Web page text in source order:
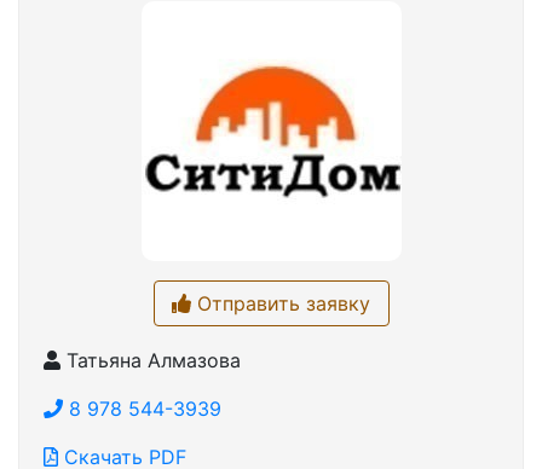
Отправить заявку
Татьяна Алмазова
8 978 544-3939
Скачать PDF